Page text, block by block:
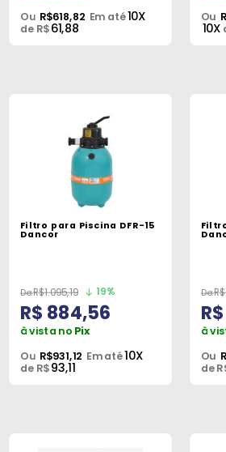
Ou R$618,82 Em até10X
de R$61,88
Ou
10X
Filtro para Piscina DFR-15
Dancor
R$1.095,19 19%
R$ 884,56
à vista no Pix
Ou R$931,12 Em até10X
de R$93,11
à
Ou
de